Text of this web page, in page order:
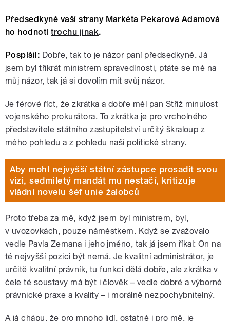
Předsedkyně vaší strany Markéta Pekarová Adamová
ho hodnotítrochu jinak.
Pospíšil: Dobře, tak to je názor paní předsedkyně. Já
jsem byl třikrát ministrem spravedlnosti, ptáte se mě na
můj názor, tak já si dovolím mít svůj názor.
Je férové říct, že zkrátka a dobře měl pan Stříž minulost
vojenského prokurátora. To zkrátka je pro vrcholného
představitele státního zastupitelství určitý škraloup z
mého pohledu a z pohledu naší politické strany.
Aby mohl nejvyšší státní zástupce prosadit svou
vizi, sedmiletý mandát mu nestačí, kritizuje
vládní novelu šéf unie žalobců
Proto třeba za mě, když jsem byl ministrem, byl,
v uvozovkách, pouze náměstkem. Když se zvažovalo
vedle Pavla Zemana i jeho jméno, tak já jsem říkal: On na
té nejvyšší pozici být nemá. Je kvalitní administrátor, je
určitě kvalitní právník, tu funkci dělá dobře, ale zkrátka v
čele té soustavy má být i člověk – vedle dobré a výborné
právnické praxe a kvality – i morálně nezpochybnitelný.
A já chápu, že pro mnoho lidí, ostatně i pro mě, je